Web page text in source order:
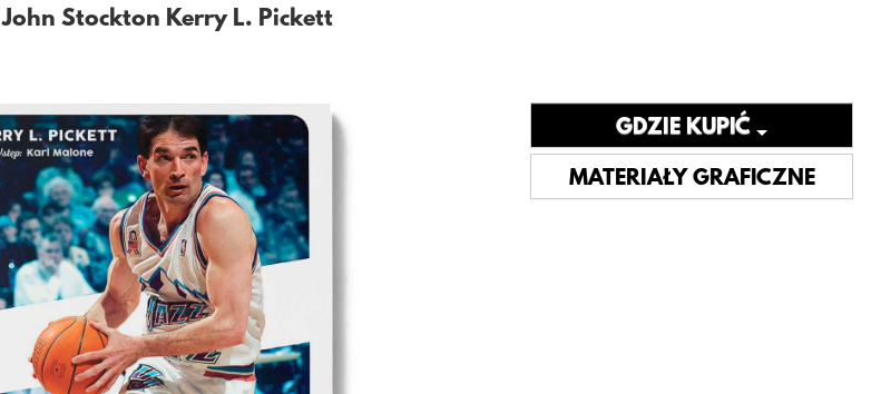
John Stockton Kerry L. Pickett
GDZIE KUPIĆ
MATERIAŁY GRAFICZNE